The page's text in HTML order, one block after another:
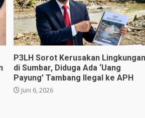
P3LH Sorot Kerusakan Lingkungan
di Sumbar, Diduga Ada ‘Uang
Payung’ Tambang Ilegal ke APH
Juni 6, 2026